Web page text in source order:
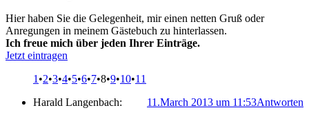
Hier haben Sie die Gelegenheit, mir einen netten Gruß oder
Anregungen in meinem Gästebuch zu hinterlassen.
Ich freue mich über jeden Ihrer Einträge.
Jetzt eintragen
1•2•3•4•5•6•7•8•9•10•11
Harald Langenbach:
Antworten
11.March 2013 um 11:53